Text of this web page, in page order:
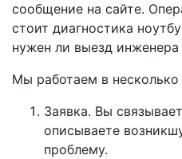
сообщение на сайте.
стоит диагностика
нужен ли выезд
Мы работаем в несколько
Заявка. Вы
описываете
проблему.